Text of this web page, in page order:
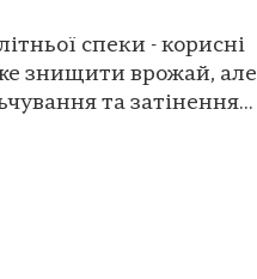
спеки - корисні
знищити врожай, але
та затінення...